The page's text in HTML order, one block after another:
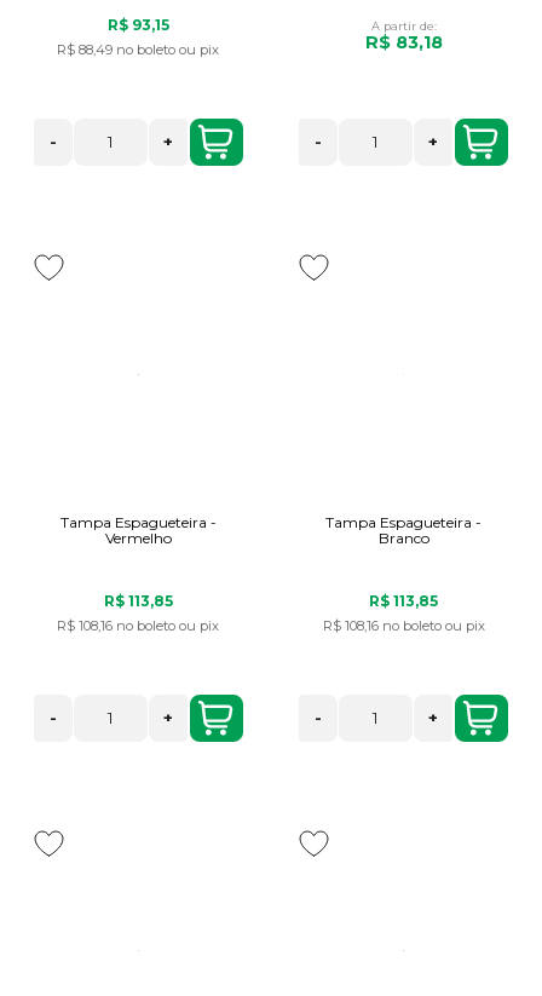
R$ 93,15
R$ 88,49 no boleto ou pix
- +
A partir de:
R$ 83,18
- +
Tampa Espagueteira -
Vermelho
R$ 113,85
R$ 108,16 no boleto ou pix
- +
Tampa Espagueteira -
Branco
R$ 113,85
R$ 108,16 no boleto ou pix
- +